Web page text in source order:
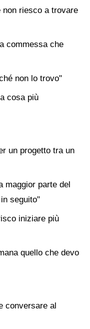
non riesco a trovare
commessa che
non lo trovo"
cosa più
un progetto tra un
maggior parte del
seguito"
iniziare più
quello che devo
conversare al